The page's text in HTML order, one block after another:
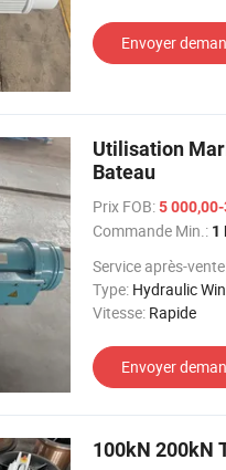
Envoyer
Utilisation
Bateau
Prix FOB:5
Commande Min.: 1
Service après-
Type: Hydraulic
Vitesse: Rapide
Envoyer
100kN 200kN